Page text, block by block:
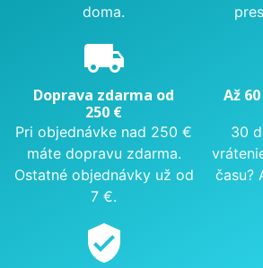
doma.
local_shipping
Doprava zdarma od
250 €
Pri objednávke nad 250 €
máte dopravu zdarma.
Ostatné objednávky už od
7 €.
Až
30
času?
verified_user